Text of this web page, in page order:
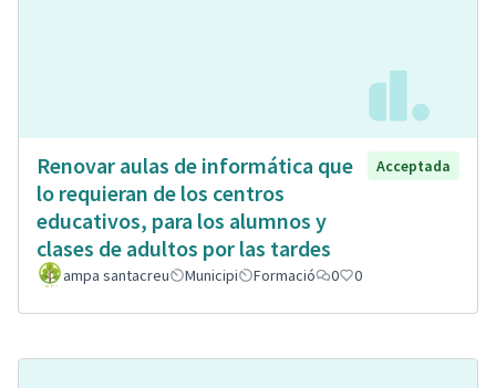
Renovar aulas de informática que
lo requieran de los centros
educativos, para los alumnos y
clases de adultos por las tardes
Acceptada
ampa santacreu Municipi Formació 0 0